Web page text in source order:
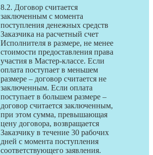
8.2. Договор считается
заключенным с момента
поступления денежных средств
Заказчика на расчетный счет
Исполнителя в размере, не менее
стоимости предоставления права
участия в Мастер-классе. Если
оплата поступает в меньшем
размере – договор считается не
заключенным. Если оплата
поступает в большем размере –
договор считается заключенным,
при этом сумма, превышающая
цену договора, возвращается
Заказчику в течение 30 рабочих
дней с момента поступления
соответствующего заявления.